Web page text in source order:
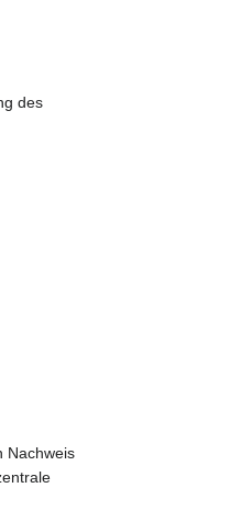
des
Nachweis